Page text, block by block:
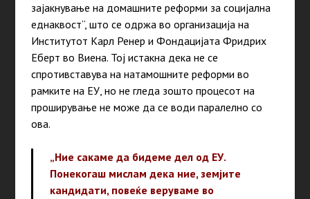
зајакнување на домашните реформи за социјална
еднаквост“, што се одржа во организација на
Институтот Карл Ренер и Фондацијата Фридрих
Еберт во Виена. Тој истакна дека не се
спротивставува на натамошните реформи во
рамките на ЕУ, но не гледа зошто процесот на
проширување не може да се води паралелно со
ова.
„Ние сакаме да бидеме дел од ЕУ.
Понекогаш мислам дека ние, земјите
кандидати, повеќе веруваме во